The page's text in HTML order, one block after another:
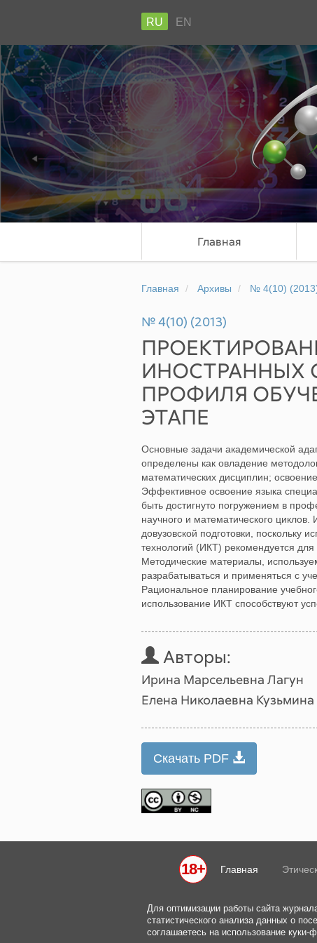
RU EN
Главная
Главная Архивы № 4(10)
№ 4(10) (2013)
ИНОСТРАННЫХ
ПРОФИЛЯ
ЭТАПЕ
Основные задачи академической
определены как овладение
математических дисциплин;
Эффективное освоение языка
быть достигнуто погружением в
научного и математического
довузовской подготовки,
технологий (ИКТ) рекомендуется
Методические материалы,
разрабатываться и применяться с
Рациональное планирование
использование ИКТ способствуют
Авторы:
Ирина Марсельевна Лагун
Елена Николаевна Кузьмина
Скачать PDF
18+ Главная
Для оптимизации работы сайта
статистического анализа данных о
соглашаетесь на использование